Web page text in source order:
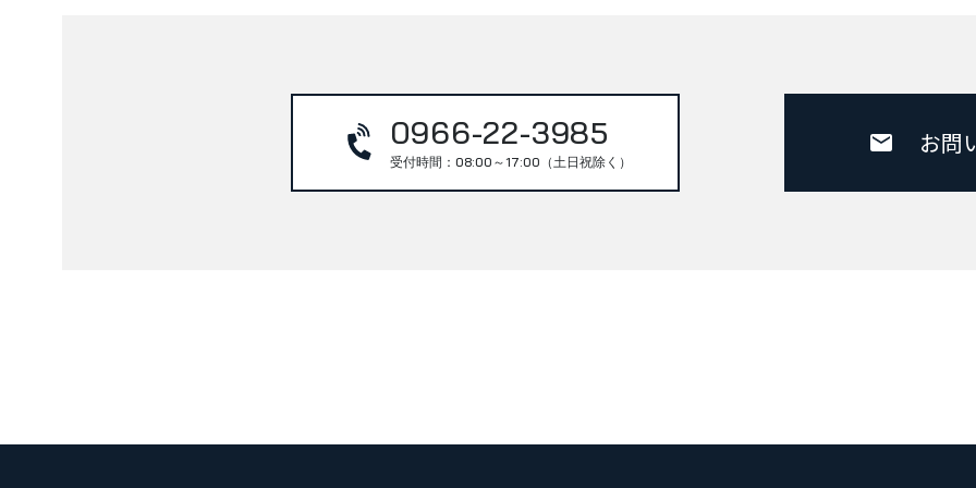
0966-22-3985
受付時間：08:00～17:00（土日祝除く）
お問